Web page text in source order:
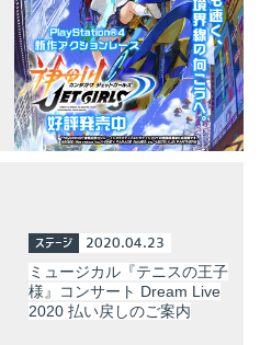
ステージ 2020.04.23
ミュージカル『テニスの王⼦
様』コンサート Dream Live
2020 払い戻しのご案内